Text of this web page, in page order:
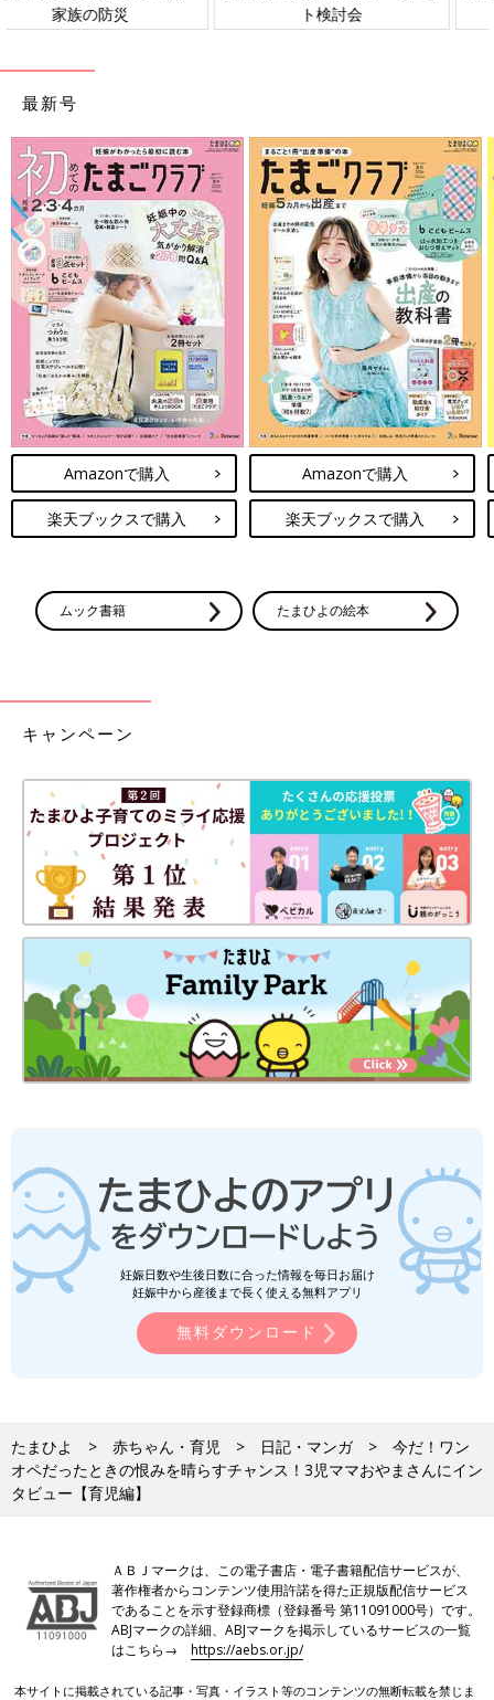
ト検討会
相談
最新号
Amazonで購入
楽天ブックスで購入
Amazonで購入
楽天ブックスで購入
ムック書籍 たまひよの絵本
キャンペーン
妊娠日数や生後日数に合った情報を毎日お届け
妊娠中から産後まで長く使える無料アプリ
無料ダウンロード
たまひよ 赤ちゃん・育児 日記・マンガ
今だ！ワン
オペだったときの恨みを晴らすチャンス！3児ママおやまさんにイン
タビュー【育児編】
ＡＢＪマークは、この電子書店・電子書籍配信サービスが、
著作権者からコンテンツ使用許諾を得た正規版配信サービス
であることを示す登録商標（登録番号 第11091000号）です。
ABJマークの詳細、ABJマークを掲示しているサービスの一覧
はこちら→https://aebs.or.jp/
本サイトに掲載されている記事・写真・イラスト等のコンテンツの無断転載を禁じま